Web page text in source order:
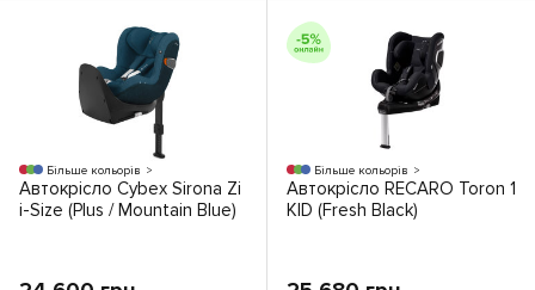
Більше кольорів
Автокрісло Cybex Sirona Zi
i-Size (Plus / Mountain Blue)
Більше кольорів
Автокрісло RECARO Toron 1
KID (Fresh Black)